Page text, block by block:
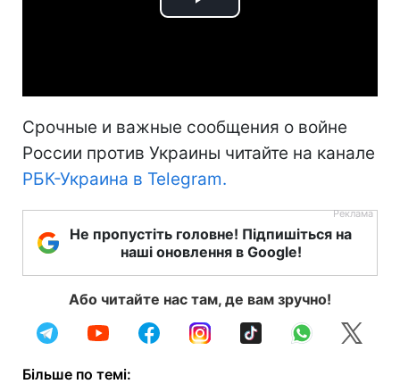
Play
Срочные и важные сообщения о войне
России против Украины читайте на канале
РБК-Украина в Telegram.
Не пропустіть головне! Підпишіться на
наші оновлення в Google!
Або читайте нас там, де вам зручно!
Більше по темі: